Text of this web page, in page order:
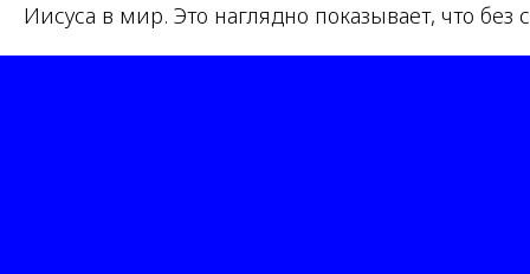
Иисуса в мир. Это наглядно показывает, что